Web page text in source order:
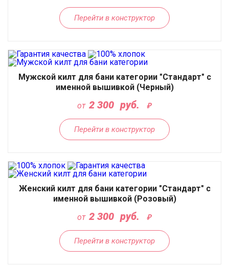
Перейти в конструктор
Мужской килт для бани категории "Стандарт" с
именной вышивкой (Черный)
от 2 300 руб.
Перейти в конструктор
Женский килт для бани категории "Стандарт" с
именной вышивкой (Розовый)
от 2 300 руб.
Перейти в конструктор